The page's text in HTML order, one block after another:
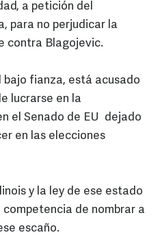
a petición del
para no perjudicar la
contra Blagojevic.
bajo fianza, está acusado
lucrarse en la
el Senado de EU dejado
en las elecciones
y la ley de ese estado
de nombrar a
escaño.